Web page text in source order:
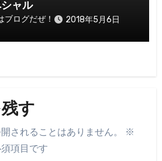
ャル
ブログだぜ！ 2018年5月6日
す
されることはありません。
※
項目です